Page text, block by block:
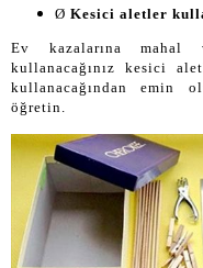
Ø Kesici aletler
Ev kazalarına mahal
kullanacağınız kesici
kullanacağından emin
öğretin.